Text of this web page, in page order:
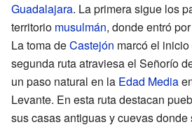
Guadalajara. La primera sigue los
territorio musulmán, donde entró
La toma deCastejón marcó el
segunda ruta atraviesa el Señorío
un paso natural en la Edad Media
Levante. En esta ruta destacan
sus casas antiguas y cuevas